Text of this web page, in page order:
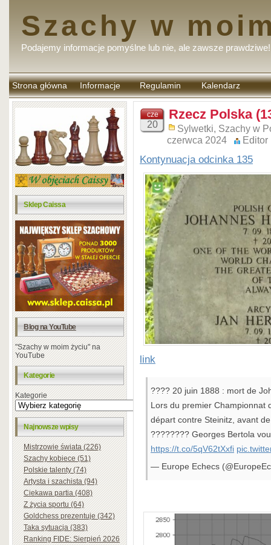
Szachy w
Podajemy informacje pomyślne lub nie, ale zawsze prawdziwe!
Strona główna Informacje Regulamin
komentarzy
Kalendarz
Sklep Caissa
Blog na YouTube
"Szachy w moim życiu" na
YouTube
Kategorie
Kategorie
Najnowsze wpisy
Mistrzowie świata (226)
Szachy kobiece (51)
Polskie talenty (74)
Artysta i szachista (94)
Ciekawa partia (408)
Z życia sportu (64)
Goldchess prezentuje (342)
Taka sytuacja (383)
Ranking FIDE: Sierpień 2026
cze
20
Rzecz Polska
Sylwetki, Szachy w
czerwca 2024
Editor
Kontynuacja odcinka 135
link
???? 20 juin 1888 : mort de
Lors du premier Championnat
départ contre Steinitz, avant de
????‍???? Georges Bertola
https://t.co/5qV62tXxfi
— Europe Echecs